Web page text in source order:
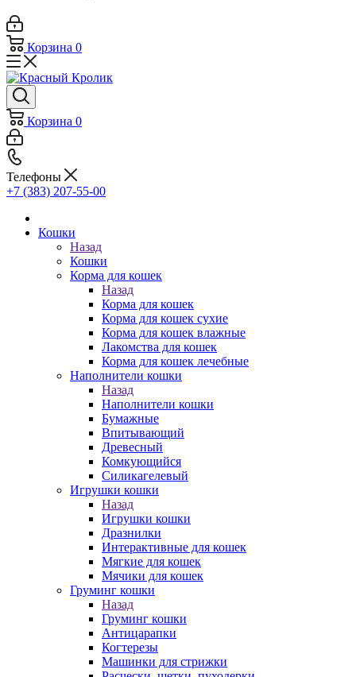
Корзина 0
Корзина 0
Телефоны
+7 (383) 207-55-00
Кошки
Назад
Кошки
Корма для кошек
Назад
Корма для кошек
Корма для кошек сухие
Корма для кошек влажные
Лакомства для кошек
Корма для кошек лечебные
Наполнители кошки
Назад
Наполнители кошки
Бумажные
Впитывающий
Древесный
Комкующийся
Силикагелевый
Игрушки кошки
Назад
Игрушки кошки
Дразнилки
Интерактивные для кошек
Мягкие для кошек
Мячики для кошек
Груминг кошки
Назад
Груминг кошки
Антицарапки
Когтерезы
Машинки для стрижки